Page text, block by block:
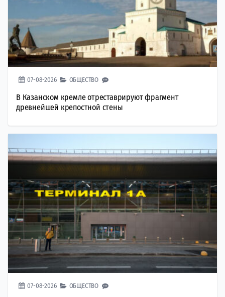
07-08-2026 ОБЩЕСТВО
В Казанском кремле отреставрируют фрагмент
древнейшей крепостной стены
07-08-2026 ОБЩЕСТВО